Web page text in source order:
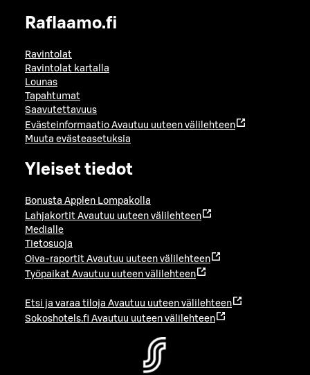
Raflaamo.fi
Ravintolat
Ravintolat kartalla
Lounas
Tapahtumat
Saavutettavuus
Evästeinformaatio Avautuu uuteen välilehteen
Muuta evästeasetuksia
Yleiset tiedot
Bonusta Applen Lompakolla
Lahjakortit Avautuu uuteen välilehteen
Medialle
Tietosuoja
Oiva-raportit Avautuu uuteen välilehteen
Työpaikat Avautuu uuteen välilehteen
Etsi ja varaa tiloja Avautuu uuteen välilehteen
Sokoshotels.fi Avautuu uuteen välilehteen